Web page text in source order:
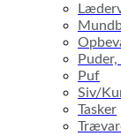
Puf
Siv/
Tasker